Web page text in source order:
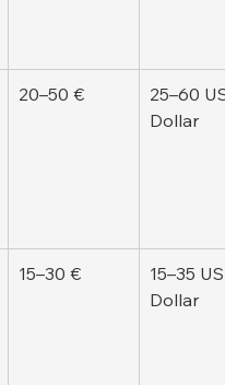
20–50 €
25–60 US-
Dollar
15–30 €
15–35 US-
Dollar